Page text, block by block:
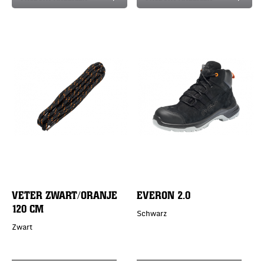
VETER ZWART/ORANJE
120 CM
Zwart
EVERON 2.0
Schwarz